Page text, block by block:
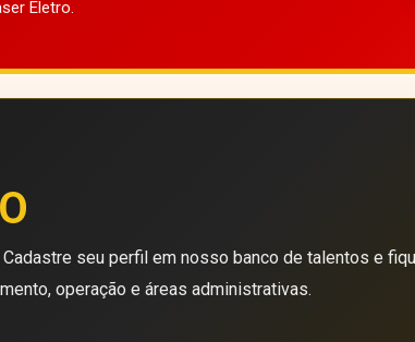
Eletro.
seu perfil em nosso banco de talentos e
operação e áreas administrativas.